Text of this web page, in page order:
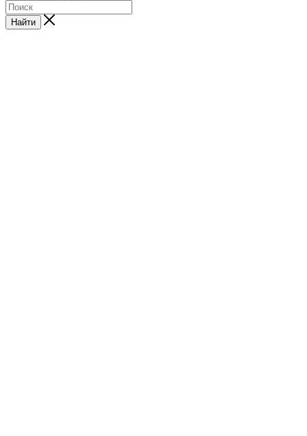
Найти